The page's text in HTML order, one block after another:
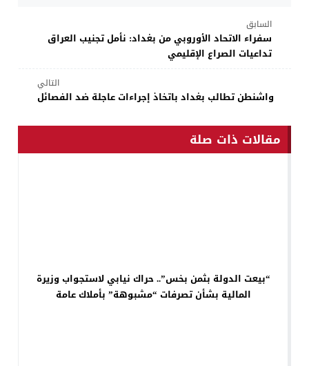
السابق
سفراء الاتحاد الأوروبي من بغداد: نأمل تجنيب العراق
تداعيات الصراع الإقليمي
التالي
واشنطن تطالب بغداد باتخاذ إجراءات عاجلة ضد الفصائل
مقالات ذات صلة
“بيعت الدولة بثمن بخس”.. حراك نيابي لاستجواب وزيرة
المالية بشأن تصرفات “مشبوهة” بأملاك عامة